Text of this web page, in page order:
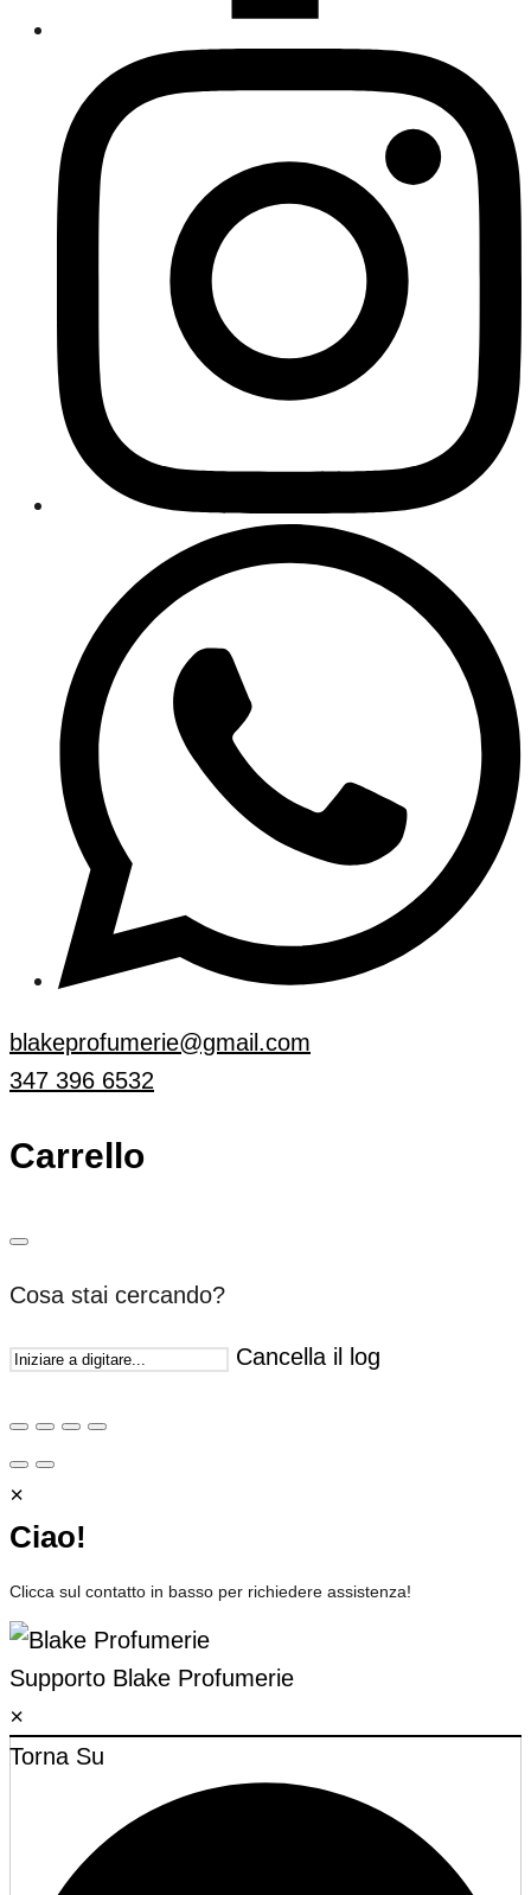
blakeprofumerie@gmail.com
347 396 6532
Carrello
Cosa stai cercando?
Cancella il log
×
Ciao!
Clicca sul contatto in basso per richiedere assistenza!
Supporto Blake Profumerie
×
Torna Su